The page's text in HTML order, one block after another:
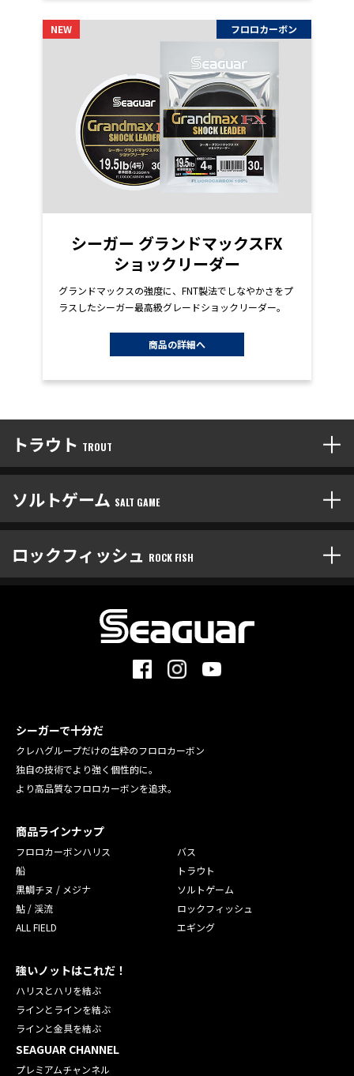
フロロカーボン
NEW
シーガー グランドマックスFX
ショックリーダー
グランドマックスの強度に、FNT製法でしなやかさをプ
ラスしたシーガー最高級グレードショックリーダー。
商品の詳細へ
トラウト TROUT
ソルトゲーム SALT GAME
ロックフィッシュ ROCK FISH
シーガーで十分だ
クレハグループだけの生粋のフロロカーボン
独自の技術でより強く個性的に。
より高品質なフロロカーボンを追求。
商品ラインナップ
フロロカーボンハリス
船
黒鯛チヌ / メジナ
鮎 / 渓流
ALL FIELD
バス
トラウト
ソルトゲーム
ロックフィッシュ
エギング
強いノットはこれだ！
ハリスとハリを結ぶ
ラインとラインを結ぶ
ラインと金具を結ぶ
SEAGUAR CHANNEL
プレミアムチャンネル